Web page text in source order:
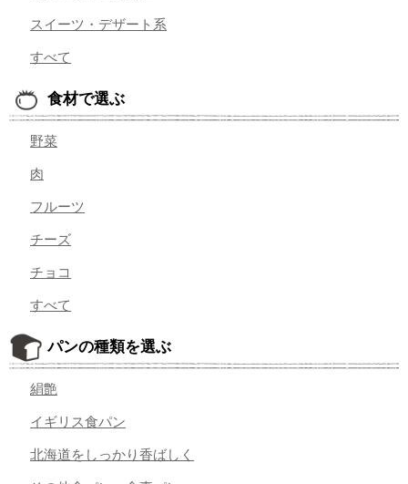
スイーツ・デザート系
すべて
食材で選ぶ
野菜
肉
フルーツ
チーズ
チョコ
すべて
パンの種類を選ぶ
絹艶
イギリス食パン
北海道をしっかり香ばしく